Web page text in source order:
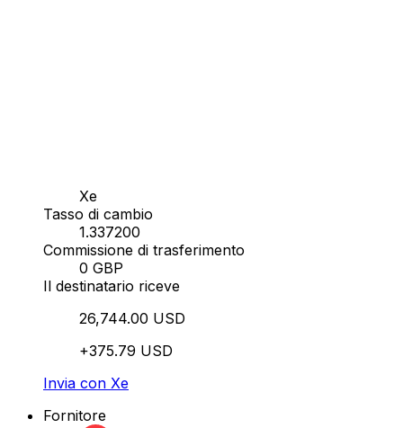
Xe
Tasso di cambio
1.337200
Commissione di trasferimento
0 GBP
Il destinatario riceve
26,744.00 USD
+375.79 USD
Invia con Xe
Fornitore